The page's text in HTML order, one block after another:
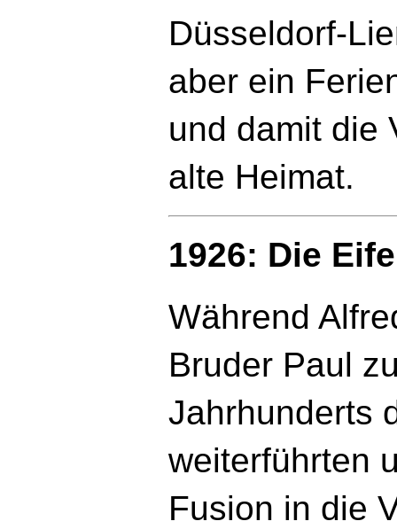
Düsseldorf-
aber ein
und damit die
alte Heimat.
1926: Die
Während
Bruder Paul
Jahrhunderts
weiterführten
Fusion in die